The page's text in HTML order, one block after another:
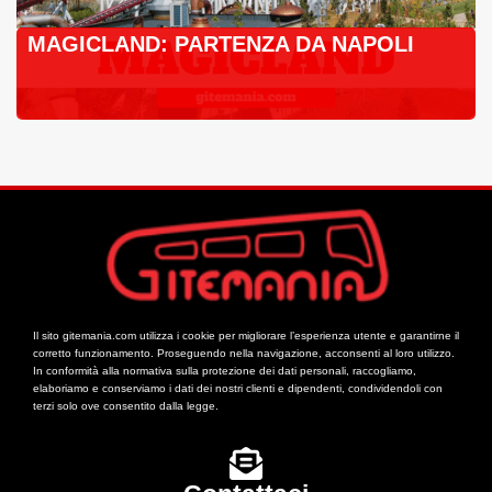
MAGICLAND: PARTENZA DA NAPOLI
Il sito gitemania.com utilizza i cookie per migliorare l’esperienza utente e garantirne il
corretto funzionamento. Proseguendo nella navigazione, acconsenti al loro utilizzo.
In conformità alla normativa sulla protezione dei dati personali, raccogliamo,
elaboriamo e conserviamo i dati dei nostri clienti e dipendenti, condividendoli con
terzi solo ove consentito dalla legge.